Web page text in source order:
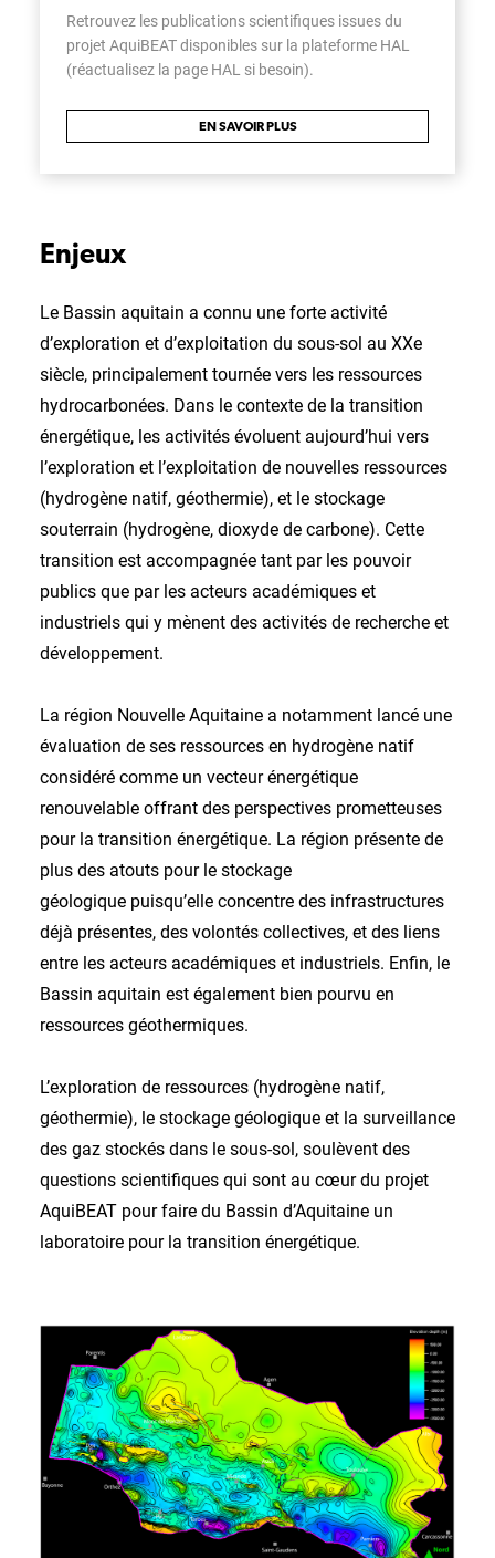
Retrouvez les publications scientifiques issues du
projet AquiBEAT disponibles sur la plateforme HAL
(réactualisez la page HAL si besoin).
EN SAVOIR PLUS
Enjeux
Le Bassin aquitain a connu une forte activité
d’exploration et d’exploitation du sous-sol au XXe
siècle, principalement tournée vers les ressources
hydrocarbonées. Dans le contexte de la transition
énergétique, les activités évoluent aujourd’hui vers
l’exploration et l’exploitation de nouvelles ressources
(hydrogène natif, géothermie), et le stockage
souterrain (hydrogène, dioxyde de carbone). Cette
transition est accompagnée tant par les pouvoir
publics que par les acteurs académiques et
industriels qui y mènent des activités de recherche et
développement.
La région Nouvelle Aquitaine a notamment lancé une
évaluation de ses ressources en hydrogène natif
considéré comme un vecteur énergétique
renouvelable offrant des perspectives prometteuses
pour la transition énergétique. La région présente de
plus des atouts pour le stockage
géologique puisqu’elle concentre des infrastructures
déjà présentes, des volontés collectives, et des liens
entre les acteurs académiques et industriels. Enfin, le
Bassin aquitain est également bien pourvu en
ressources géothermiques.
L’exploration de ressources (hydrogène natif,
géothermie), le stockage géologique et la surveillance
des gaz stockés dans le sous-sol, soulèvent des
questions scientifiques qui sont au cœur du projet
AquiBEAT pour faire du Bassin d’Aquitaine un
laboratoire pour la transition énergétique.